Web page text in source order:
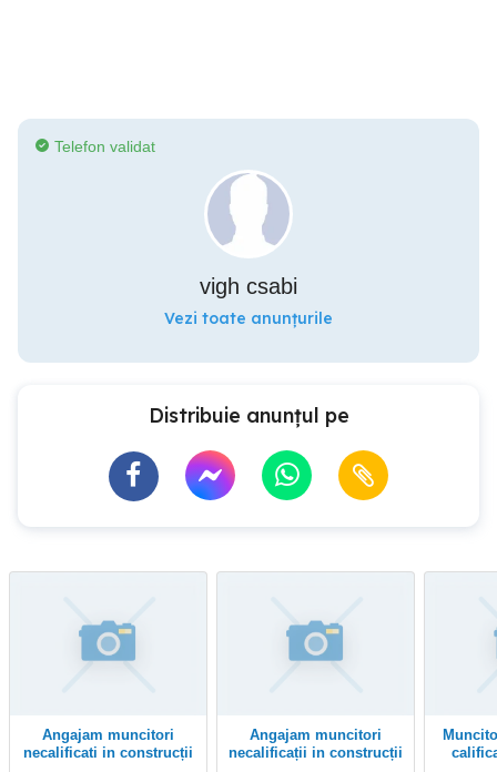
Telefon validat
vigh csabi
Vezi toate anunțurile
Distribuie anunțul pe
Angajam muncitori
necalificati in construcții
Angajam muncitori
necalificații in construcții
Muncitori in constructii